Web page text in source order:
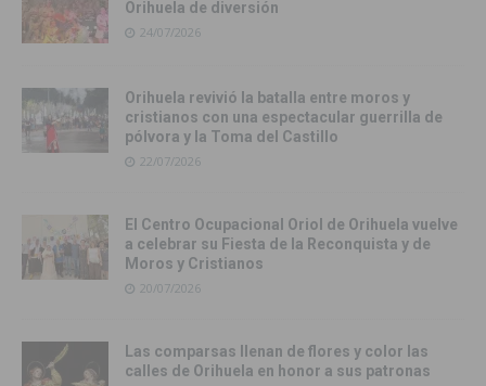
Orihuela de diversión
24/07/2026
Orihuela revivió la batalla entre moros y
cristianos con una espectacular guerrilla de
pólvora y la Toma del Castillo
22/07/2026
El Centro Ocupacional Oriol de Orihuela vuelve
a celebrar su Fiesta de la Reconquista y de
Moros y Cristianos
20/07/2026
Las comparsas llenan de flores y color las
calles de Orihuela en honor a sus patronas